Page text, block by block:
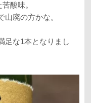
酸味。
廃の方かな。
足な1本となりまし